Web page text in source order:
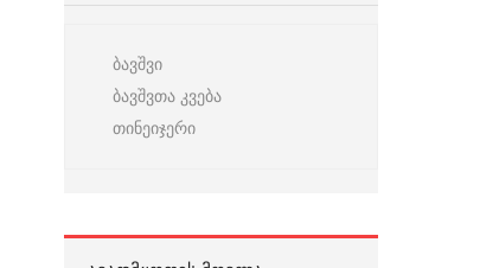
ბავშვი
ბავშვთა კვება
თინეიჯერი